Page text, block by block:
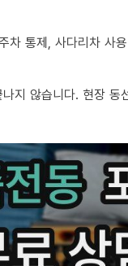
차 통제, 사다리차 사
지 않습니다. 현장 동